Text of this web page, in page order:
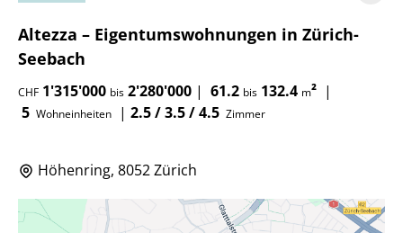
Altezza – Eigentumswohnungen in Zürich-
Seebach
CHF 1'315'000 bis 2'280'000 | 61.2 bis 132.4 m² |
5 Wohneinheiten | 2.5 / 3.5 / 4.5 Zimmer
Höhenring, 8052 Zürich